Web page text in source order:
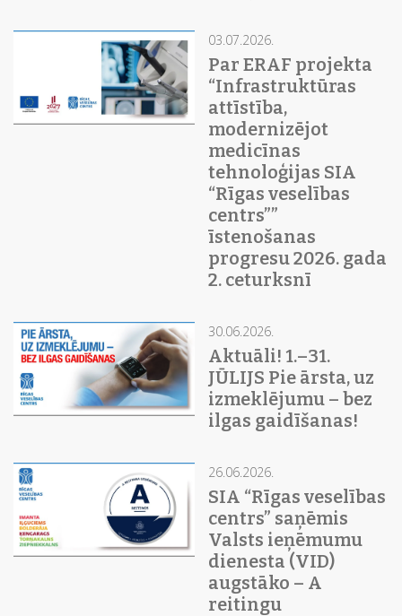
03.07.2026.
Par ERAF projekta
“Infrastruktūras
attīstība,
modernizējot
medicīnas
tehnoloģijas SIA
“Rīgas veselības
centrs””
īstenošanas
progresu 2026. gada
2. ceturksnī
30.06.2026.
Aktuāli! 1.–31.
JŪLIJS Pie ārsta, uz
izmeklējumu – bez
ilgas gaidīšanas!
26.06.2026.
SIA “Rīgas veselības
centrs” saņēmis
Valsts ieņēmumu
dienesta (VID)
augstāko – A
reitingu